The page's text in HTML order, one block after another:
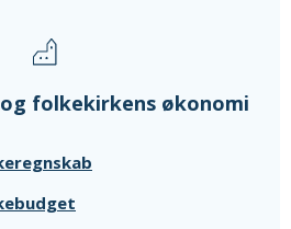
folkekirkens økonomi